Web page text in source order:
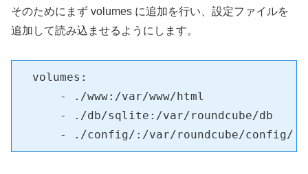
そのためにまず volumes に追加を行い、設定ファイルを
追加して読み込ませるようにします。
  volumes:
      - ./www:/var/www/html
      - ./db/sqlite:/var/roundcube/db
      - ./config/:/var/roundcube/config/